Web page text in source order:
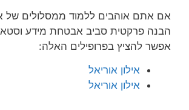
אם אתם אוהבים ללמוד ממסלולים של
הבנה פרקטית סביב אבטחת מידע
אפשר להציץ בפרופילים האלה:
אילון אוריאל
אילון אוריאל